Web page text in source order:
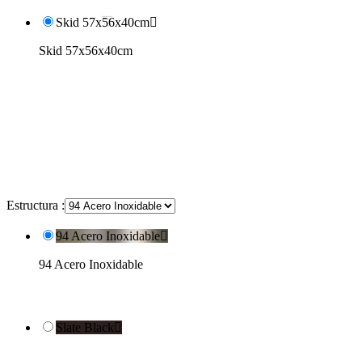
Skid 57x56x40cm
Skid 57x56x40cm
Estructura :
94 Acero Inoxidable
94 Acero Inoxidable
Slate Black